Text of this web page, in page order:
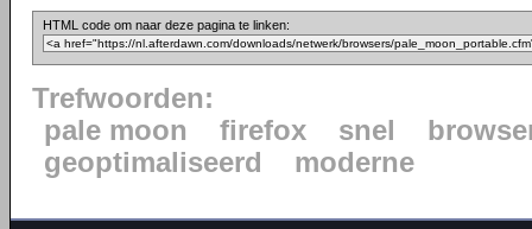
HTML code om naar deze pagina te linken:
Trefwoorden:
pale moon
firefox snel
geoptimaliseerd
moderne